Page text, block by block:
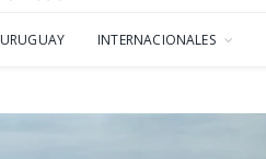
URUGUAY INTERNACIONALES